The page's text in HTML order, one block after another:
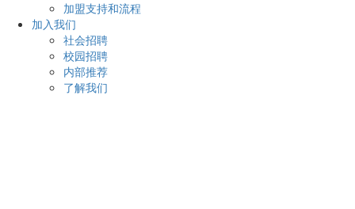
加盟支持和流程
加入我们
社会招聘
校园招聘
内部推荐
了解我们